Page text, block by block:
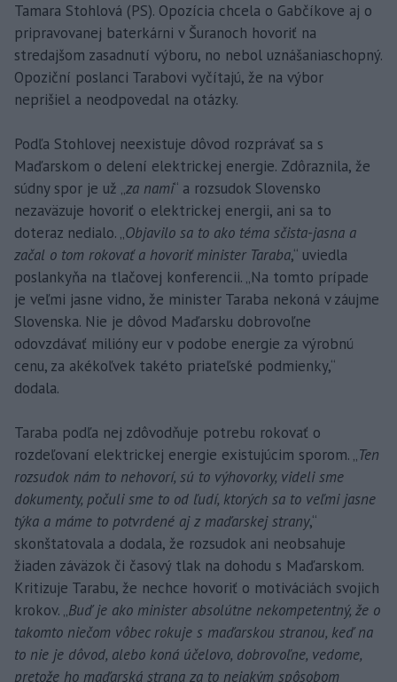
Tamara Stohlová (PS). Opozícia chcela o Gabčíkove aj o
pripravovanej baterkárni v Šuranoch hovoriť na
stredajšom zasadnutí výboru, no nebol uznášaniaschopný.
Opoziční poslanci Tarabovi vyčítajú, že na výbor
neprišiel a neodpovedal na otázky.
Podľa Stohlovej neexistuje dôvod rozprávať sa s
Maďarskom o delení elektrickej energie. Zdôraznila, že
súdny spor je už „za nami“ a rozsudok Slovensko
nezaväzuje hovoriť o elektrickej energii, ani sa to
doteraz nedialo. „Objavilo sa to ako téma sčista-jasna a
začal o tom rokovať a hovoriť minister Taraba,“ uviedla
poslankyňa na tlačovej konferencii. „Na tomto prípade
je veľmi jasne vidno, že minister Taraba nekoná v záujme
Slovenska. Nie je dôvod Maďarsku dobrovoľne
odovzdávať milióny eur v podobe energie za výrobnú
cenu, za akékoľvek takéto priateľské podmienky,“
dodala.
Taraba podľa nej zdôvodňuje potrebu rokovať o
rozdeľovaní elektrickej energie existujúcim sporom. „Ten
rozsudok nám to nehovorí, sú to výhovorky, videli sme
dokumenty, počuli sme to od ľudí, ktorých sa to veľmi jasne
týka a máme to potvrdené aj z maďarskej strany,“
skonštatovala a dodala, že rozsudok ani neobsahuje
žiaden záväzok či časový tlak na dohodu s Maďarskom.
Kritizuje Tarabu, že nechce hovoriť o motiváciách svojich
krokov. „Buď je ako minister absolútne nekompetentný, že o
takomto niečom vôbec rokuje s maďarskou stranou, keď na
to nie je dôvod, alebo koná účelovo, dobrovoľne, vedome,
pretože ho maďarská strana za to nejakým spôsobom